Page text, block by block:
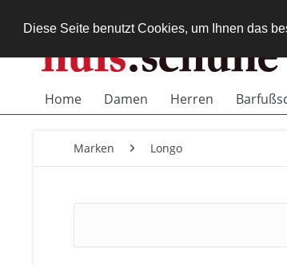
Diese Seite benutzt Cookies, um Ihnen das
Home Damen Herren
Marken Longo